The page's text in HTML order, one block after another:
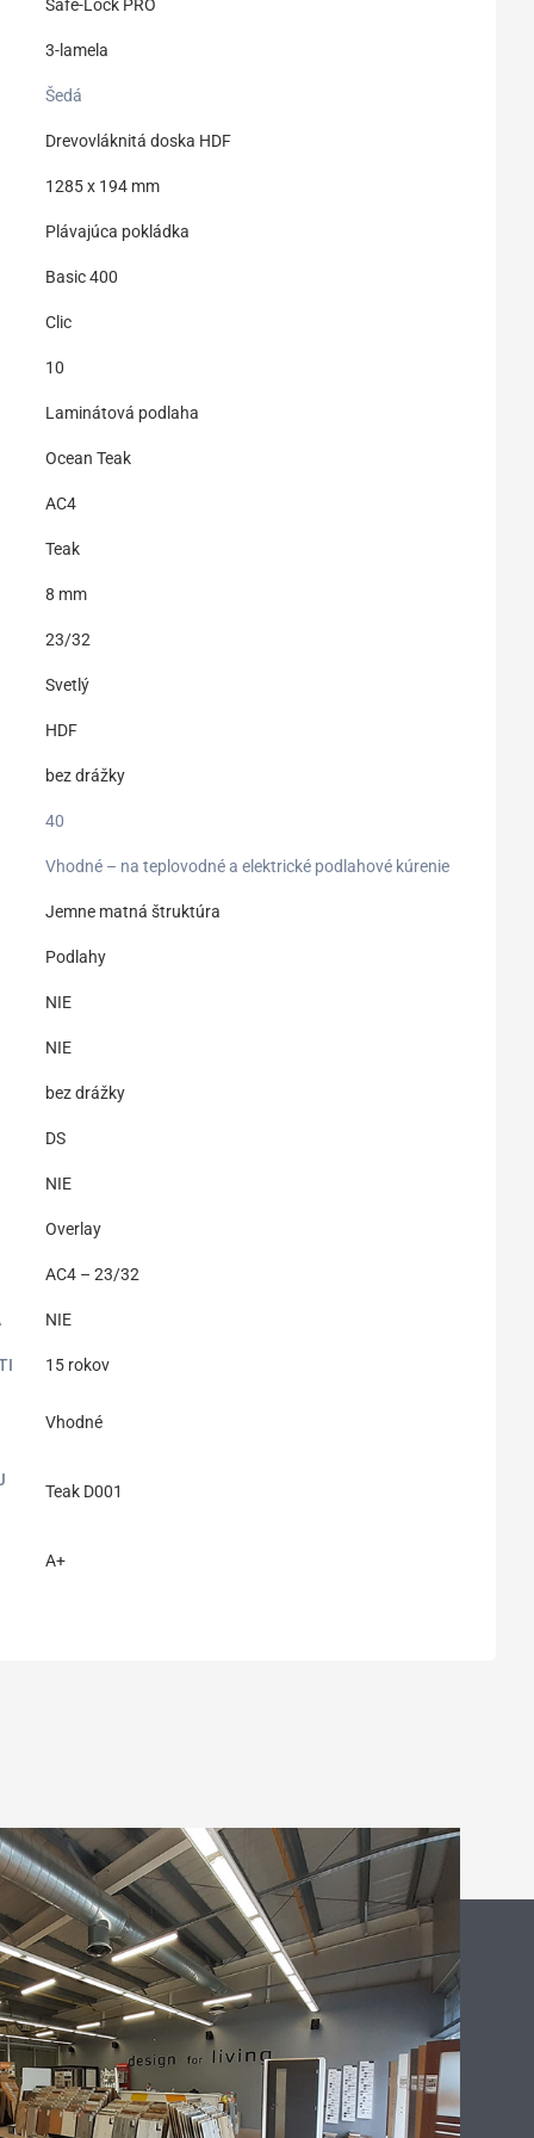
Safe-Lock PRO
3-lamela
Šedá
Drevovláknitá doska HDF
1285 x 194 mm
Plávajúca pokládka
Basic 400
Clic
10
Laminátová podlaha
Ocean Teak
AC4
Teak
8 mm
23/32
Svetlý
HDF
bez drážky
40
Vhodné – na teplovodné a elektrické podlahové kúrenie
Jemne matná štruktúra
Podlahy
NIE
NIE
bez drážky
DS
NIE
Overlay
AC4 – 23/32
NIE
15 rokov
Vhodné
Teak D001
A+